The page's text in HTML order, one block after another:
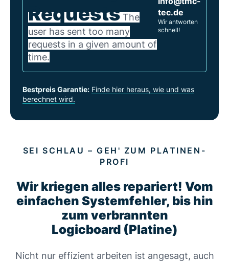
Requests The
user has sent too many
requests in a given amount of
time.
tec.de
Wir antworten
schnell!
Bestpreis Garantie: Finde hier heraus, wie und was
berechnet wird.
SEI SCHLAU – GEH' ZUM PLATINEN-
PROFI
Wir kriegen alles repariert! Vom
einfachen Systemfehler, bis hin
zum verbrannten
Logicboard (Platine)
Nicht nur effizient arbeiten ist angesagt, auch